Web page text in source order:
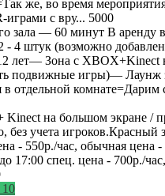
же, во время
играми с вру... 5000
зала — 60 минут В аренду
- 4 штук (возможно
лет— Зона с XBOX+Kinect
подвижные игры)— Лаунж
в отдельной комнате=Дарим
на большом экране /
без учета игроков.Красный
- 550р./час, обычная цена
17:00 спец. цена - 700р./
10